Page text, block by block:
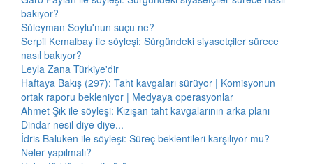
bakıyor?
Süleyman Soylu'nun suçu ne?
Serpil Kemalbay ile söyleşi: Sürgündeki siyasetçiler sürece
nasıl bakıyor?
Leyla Zana Türkiye'dir
Haftaya Bakış (297): Taht kavgaları sürüyor | Komisyonun
ortak raporu bekleniyor | Medyaya operasyonlar
Ahmet Şık ile söyleşi: Kızışan taht kavgalarının arka planı
Dindar nesil diye diye...
İdris Baluken ile söyleşi: Süreç beklentileri karşılıyor mu?
Neler yapılmalı?